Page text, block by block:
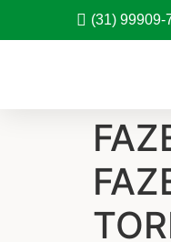
(31) 99909-